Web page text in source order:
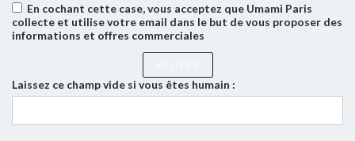
En cochant cette case, vous acceptez que Umami Paris
collecte et utilise votre email dans le but de vous proposer des
informations et offres commerciales
Laissez ce champ vide si vous êtes humain :